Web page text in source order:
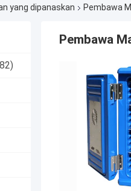
yang dipanaskan Pembawa
Pembawa